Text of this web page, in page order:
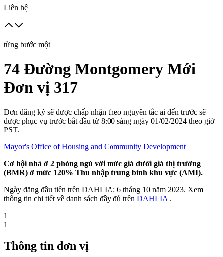
Liên hệ
từng bước một
74 Đường Montgomery Mới
Đơn vị 317
Đơn đăng ký sẽ được chấp nhận theo nguyên tắc ai đến trước sẽ
được phục vụ trước bắt đầu từ 8:00 sáng ngày 01/02/2024 theo giờ
PST.
Mayor's Office of Housing and Community Development
Cơ hội nhà ở 2 phòng ngủ với mức giá dưới giá thị trường
(BMR) ở mức 120% Thu nhập trung bình khu vực (AMI).
Ngày đăng đầu tiên trên DAHLIA: 6 tháng 10 năm 2023. Xem
thông tin chi tiết về danh sách đầy đủ trên DAHLIA .
1
1
Thông tin đơn vị